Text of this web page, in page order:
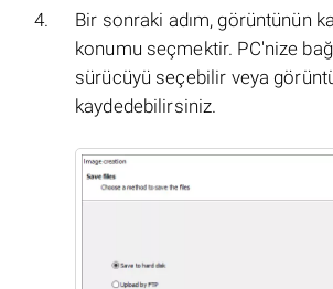
Bir sonraki adım, görüntünün
konumu seçmektir. PC'nize
sürücüyü seçebilir veya
kaydedebilirsiniz.